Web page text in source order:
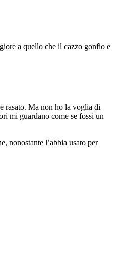
a quello che il cazzo gonfio e
rasato. Ma non ho la voglia di
mi guardano come se fossi un
nonostante l’abbia usato per